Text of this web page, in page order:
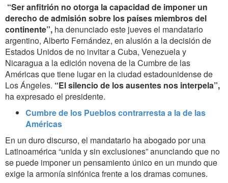
“Ser anfitrión no otorga la capacidad de imponer un
derecho de admisión sobre los países miembros del
continente”, ha denunciado este jueves el mandatario
argentino, Alberto Fernández, en alusión a la decisión de
Estados Unidos de no invitar a Cuba, Venezuela y
Nicaragua a la edición novena de la Cumbre de las
Américas que tiene lugar en la ciudad estadounidense de
Los Ángeles. “El silencio de los ausentes nos interpela”,
ha expresado el presidente.
Cumbre de los Pueblos contrarresta a la de las
Américas
En un duro discurso, el mandatario ha abogado por una
Latinoamérica “unida y sin exclusiones” anunciando que no
se puede imponer un pensamiento único en un mundo que
exige la armonía sinfónica frente a los dramas comunes.